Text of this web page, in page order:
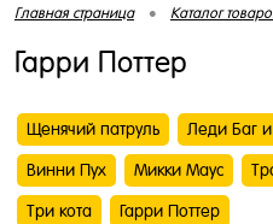
Главная страница • Каталог
Гарри Поттер
Щенячий патруль Леди Баг
Винни Пух Микки Маус
Три кота Гарри Поттер